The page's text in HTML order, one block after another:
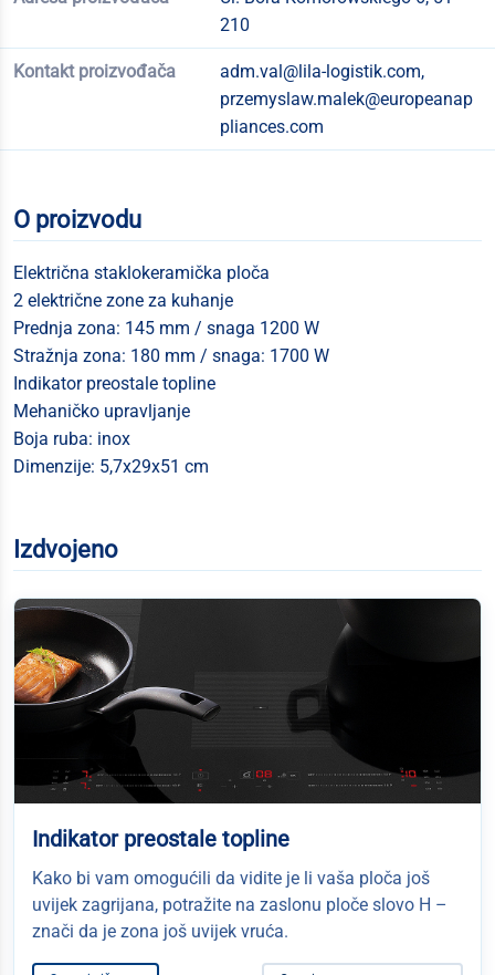
210
Kontakt proizvođača adm.val@lila-logistik.com,
przemyslaw.malek@europeanap
pliances.com
O proizvodu
Električna staklokeramička ploča
2 električne zone za kuhanje
Prednja zona: 145 mm / snaga 1200 W
Stražnja zona: 180 mm / snaga: 1700 W
Indikator preostale topline
Mehaničko upravljanje
Boja ruba: inox
Dimenzije: 5,7x29x51 cm
Izdvojeno
Indikator preostale topline
Kako bi vam omogućili da vidite je li vaša ploča još
uvijek zagrijana, potražite na zaslonu ploče slovo H –
znači da je zona još uvijek vruća.